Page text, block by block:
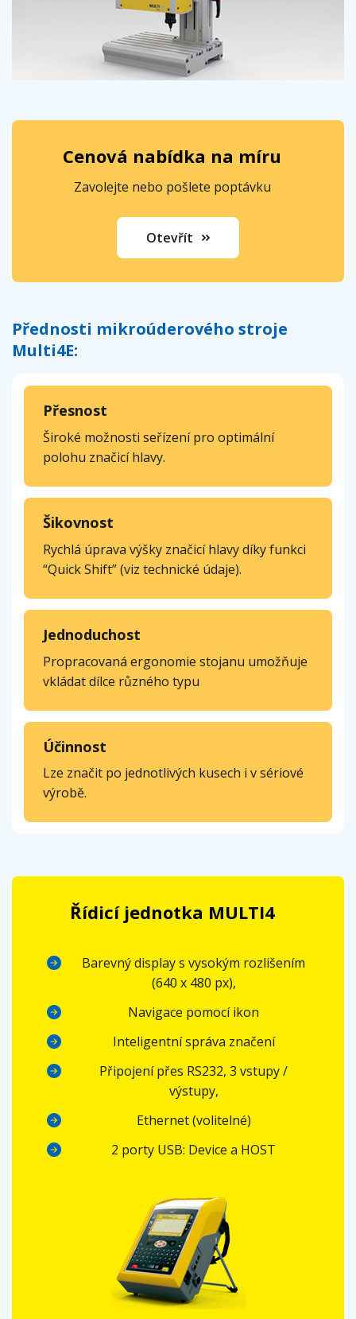
Cenová nabídka na míru
Zavolejte nebo pošlete poptávku
Otevřít
Přednosti mikroúderového stroje
Multi4E:
Přesnost
Široké možnosti seřízení pro optimální
polohu značicí hlavy.
Šikovnost
Rychlá úprava výšky značicí hlavy díky funkci
“Quick Shift” (viz technické údaje).
Jednoduchost
Propracovaná ergonomie stojanu umožňuje
vkládat dílce různého typu
Účinnost
Lze značit po jednotlivých kusech i v sériové
výrobě.
Řídicí jednotka MULTI4
Barevný display s vysokým rozlišením
(640 x 480 px),
Navigace pomocí ikon
Inteligentní správa značení
Připojení přes RS232, 3 vstupy /
výstupy,
Ethernet (volitelné)
2 porty USB: Device a HOST